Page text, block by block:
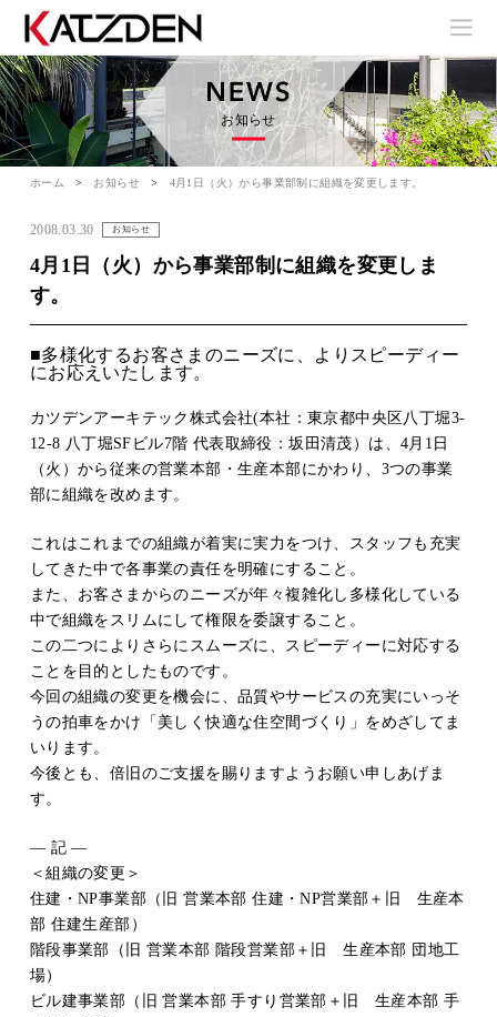
お知らせ
ホーム お知らせ 4月1日（火）から事業部制に組織を変更します。
2008.03.30 お知らせ
4月1日（火）から事業部制に組織を変更しま
す。
■多様化するお客さまのニーズに、よりスピーディー
にお応えいたします。
カツデンアーキテック株式会社(本社：東京都中央区八丁堀3-
12-8 八丁堀SFビル7階 代表取締役：坂田清茂）は、4月1日
（火）から従来の営業本部・生産本部にかわり、3つの事業
部に組織を改めます。
これはこれまでの組織が着実に実力をつけ、スタッフも充実
してきた中で各事業の責任を明確にすること。
また、お客さまからのニーズが年々複雑化し多様化している
中で組織をスリムにして権限を委譲すること。
この二つによりさらにスムーズに、スピーディーに対応する
ことを目的としたものです。
今回の組織の変更を機会に、品質やサービスの充実にいっそ
うの拍車をかけ「美しく快適な住空間づくり」をめざしてま
いります。
今後とも、倍旧のご支援を賜りますようお願い申しあげま
す。
― 記 ―
＜組織の変更＞
住建・NP事業部（旧 営業本部 住建・NP営業部＋旧 生産本
部 住建生産部）
階段事業部（旧 営業本部 階段営業部＋旧 生産本部 団地工
場）
ビル建事業部（旧 営業本部 手すり営業部＋旧 生産本部 手